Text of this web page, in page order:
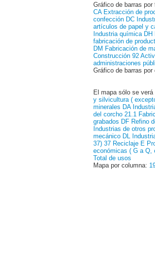
Gráfico de barras por
CA Extracción de
confección DC
artículos de papel y
Industria química DH
fabricación de
DM Fabricación de
Construcción 92
administraciones
Gráfico de barras por
El mapa sólo se
y silvicultura (
minerales DA
del corcho 21.1
grabados DF Refino
Industrias de otros
mecánico DL
37) 37 Reciclaje E
económicas ( G a Q,
Total de usos
Mapa por columna: